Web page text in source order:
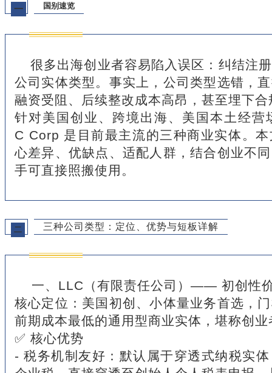
一 国别速览
很多出海创业者容易陷入误区：纠结注
公司实体类型。事实上，公司类型选错，
融资受阻、后续整改成本高昂，甚至埋下合
针对美国创业、跨境出海、美国本土经
C Corp 是目前最主流的三种商业实体。
心差异、优缺点、适配人群，结合创业不
手可直接照搬使用。
二 三种公司类型：定位、优势与短板详解
一、LLC（有限责任公司）—— 初创性
核心定位：美国初创、小体量业务首选，
前期成本最低的通用型商业实体，堪称创业
✅ 核心优势
- 税务机制友好：默认属于穿透式纳税实